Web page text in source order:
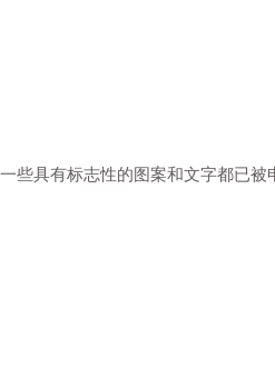
具有标志性的图案和文字都已被